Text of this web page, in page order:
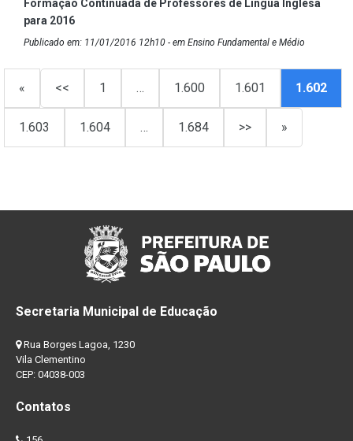
Formação Continuada de Professores de Língua Inglesa
para 2016
Publicado em: 11/01/2016 12h10 - em Ensino Fundamental e Médio
« << 1 … 1.600 1.601 1.602
1.603 1.604 … 1.684 >> »
Secretaria Municipal de Educação
Rua Borges Lagoa, 1230
Vila Clementino
CEP: 04038-003
Contatos